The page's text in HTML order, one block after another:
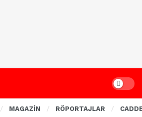
Dark
MAGAZİN RÖPORTAJLAR